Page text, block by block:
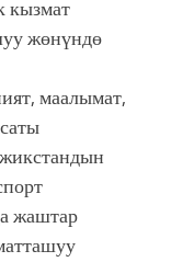
кызмат
жөнүндө
маалымат,
жаштар